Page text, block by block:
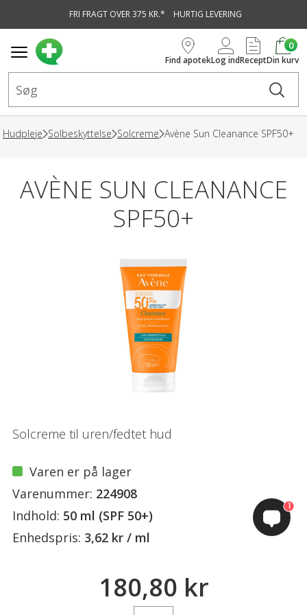
FRI FRAGT OVER 375 KR.* HURTIG LEVERING
Find apotekLog indRecept
0
Din kurv
Hudpleje Solbeskyttelse Solcreme Avène Sun Cleanance SPF50+
AVÈNE SUN CLEANANCE
SPF50+
Solcreme til uren/fedtet hud
Varen er på lager
Varenummer: 224908
Indhold: 50 ml (SPF 50+)
Enhedspris: 3,62 kr / ml
180,80 kr
1